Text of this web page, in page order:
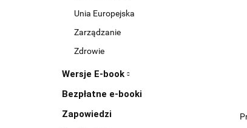
Unia Europejska
Zarządzanie
Zdrowie
Wersje E-book
Bezpłatne e-booki
Zapowiedzi